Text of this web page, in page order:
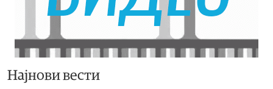
Најнови вести